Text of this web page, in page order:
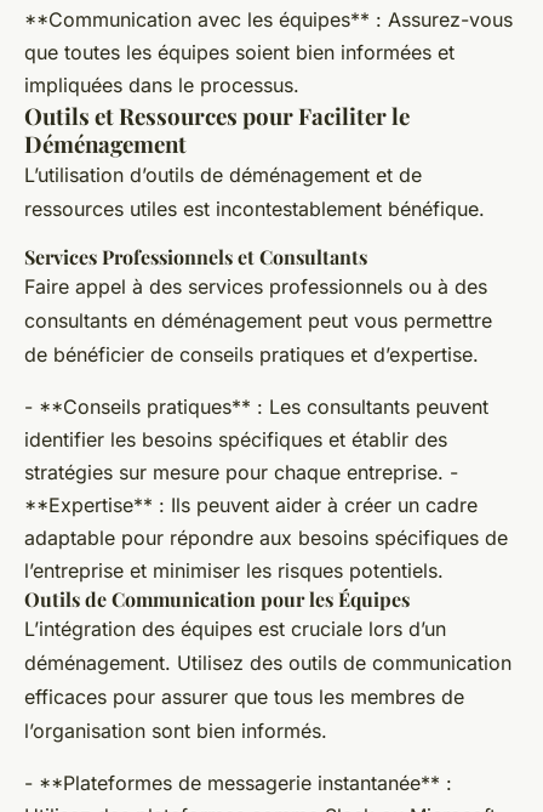
**Communication avec les équipes** : Assurez-vous
que toutes les équipes soient bien informées et
impliquées dans le processus.
Outils et Ressources pour Faciliter le
Déménagement
L’utilisation d’outils de déménagement et de
ressources utiles est incontestablement bénéfique.
Services Professionnels et Consultants
Faire appel à des services professionnels ou à des
consultants en déménagement peut vous permettre
de bénéficier de conseils pratiques et d’expertise.
- **Conseils pratiques** : Les consultants peuvent
identifier les besoins spécifiques et établir des
stratégies sur mesure pour chaque entreprise. -
**Expertise** : Ils peuvent aider à créer un cadre
adaptable pour répondre aux besoins spécifiques de
l’entreprise et minimiser les risques potentiels.
Outils de Communication pour les Équipes
L’intégration des équipes est cruciale lors d’un
déménagement. Utilisez des outils de communication
efficaces pour assurer que tous les membres de
l’organisation sont bien informés.
- **Plateformes de messagerie instantanée** :